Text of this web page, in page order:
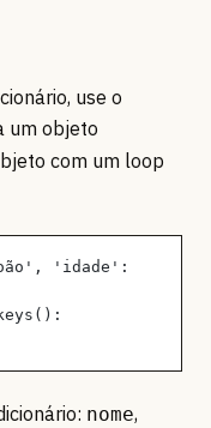
use o
um objeto
com um loop
'idade':
nome,